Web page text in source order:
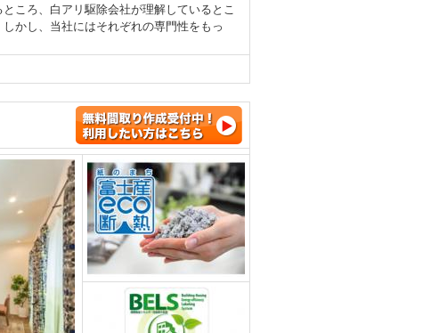
ころ、白アリ駆除会社が理解しているとこ
かし、当社にはそれぞれの専門性をもっ